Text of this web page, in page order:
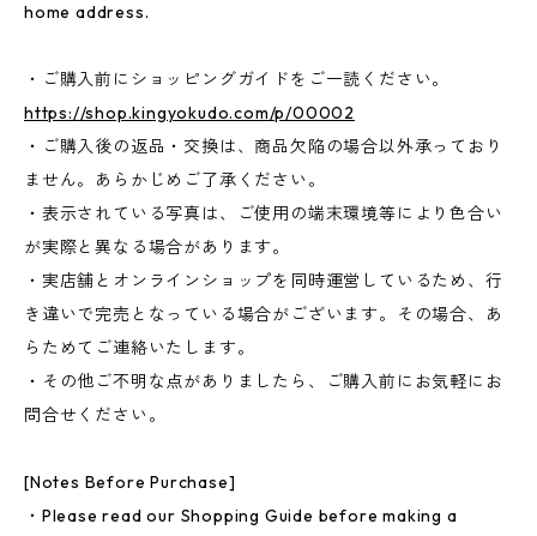
home address.
・ご購入前にショッピングガイドをご一読ください。
https://shop.kingyokudo.com/p/00002
・ご購入後の返品・交換は、商品欠陥の場合以外承っており
ません。あらかじめご了承ください。
・表示されている写真は、ご使用の端末環境等により色合い
が実際と異なる場合があります。
・実店舗とオンラインショップを同時運営しているため、行
き違いで完売となっている場合がございます。その場合、あ
らためてご連絡いたします。
・その他ご不明な点がありましたら、ご購入前にお気軽にお
問合せください。
[Notes Before Purchase]
・Please read our Shopping Guide before making a